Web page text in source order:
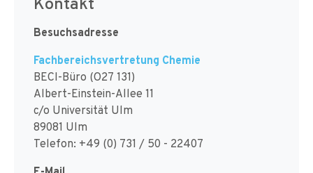
Besuchsadresse
Fachbereichsvertretung Chemie
BECI-Büro (O27 131)
Albert-Einstein-Allee 11
c/o Universität Ulm
89081 Ulm
Telefon: +49 (0) 731 / 50 - 22407